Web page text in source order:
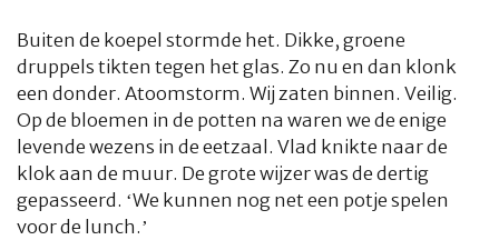
Buiten de koepel stormde het. Dikke, groene
druppels tikten tegen het glas. Zo nu en dan klonk
een donder. Atoomstorm. Wij zaten binnen. Veilig.
Op de bloemen in de potten na waren we de enige
levende wezens in de eetzaal. Vlad knikte naar de
klok aan de muur. De grote wijzer was de dertig
gepasseerd. ‘We kunnen nog net een potje spelen
voor de lunch.’